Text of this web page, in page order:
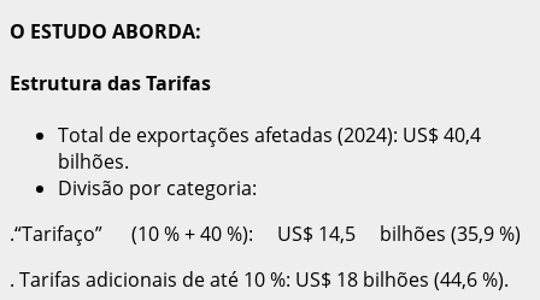
O ESTUDO ABORDA:
Estrutura das Tarifas
Total de exportações afetadas (2024): US$ 40,4
bilhões.
Divisão por categoria:
.“Tarifaço” (10 % + 40 %): US$ 14,5 bilhões (35,9 %)
. Tarifas adicionais de até 10 %: US$ 18 bilhões (44,6 %).